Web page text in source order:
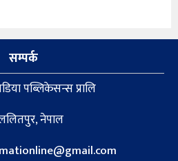
सम्पर्क
पब्लिकेसन्स प्रालि
नेपाल